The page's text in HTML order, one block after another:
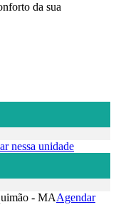
da sua
nessa unidade
- MAAgendar